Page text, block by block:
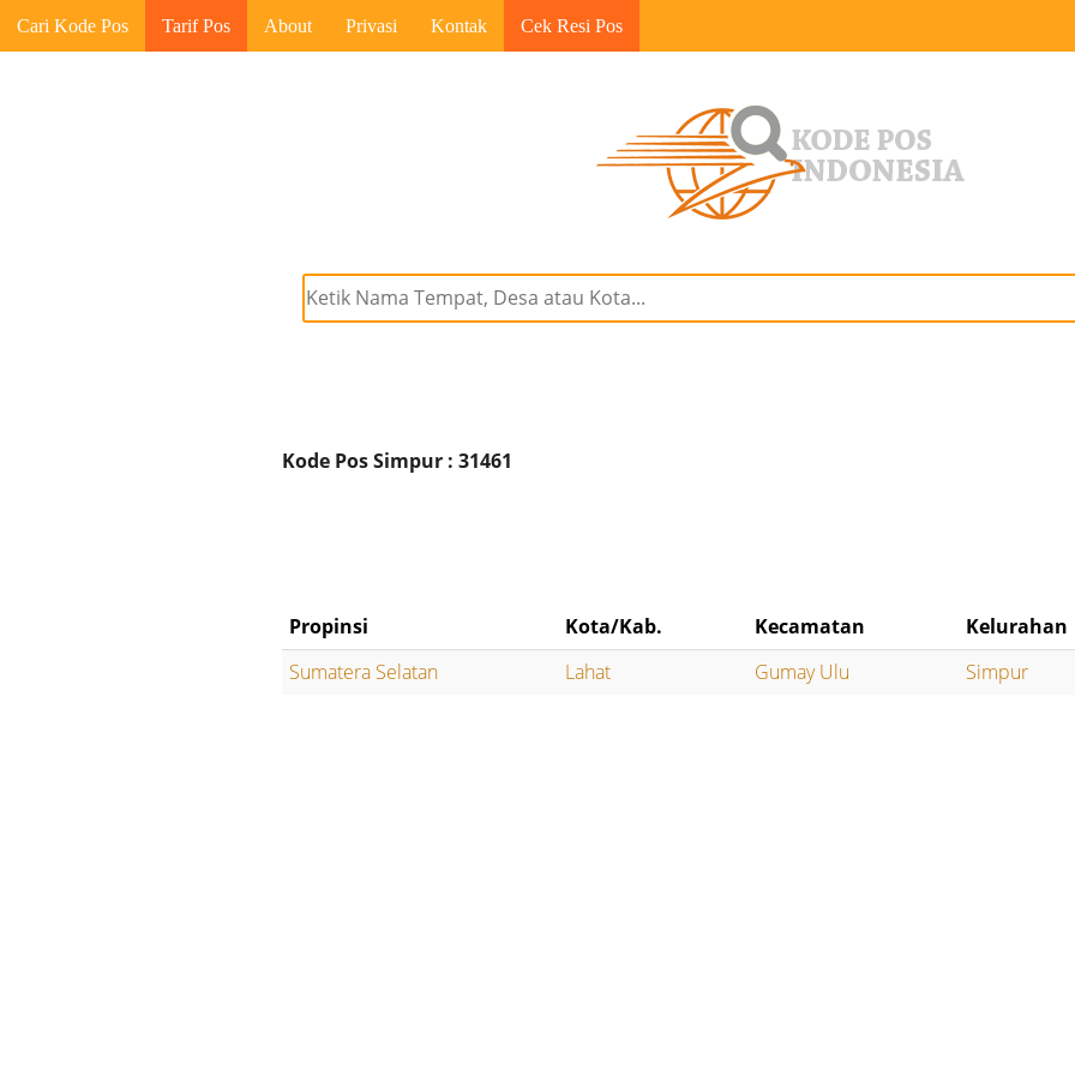
Cari Kode Pos Tarif Pos About Privasi Kontak Cek Resi Pos
Kode Pos Simpur : 31461
Propinsi Kota/Kab. Kecamatan
Kelurahan
Sumatera Selatan
Lahat Gumay Ulu Simpur